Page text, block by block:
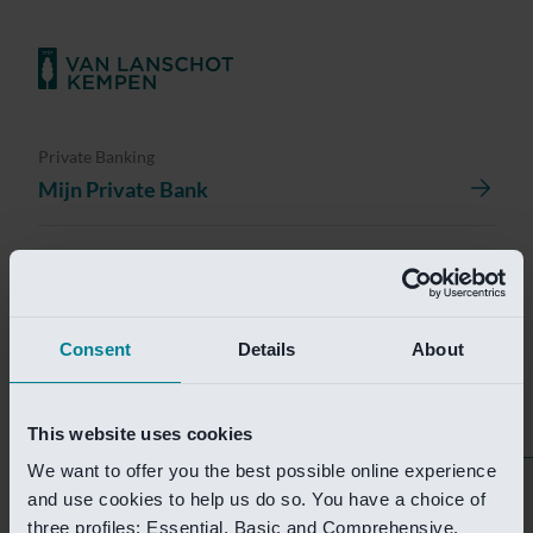
Consent Details About
This website uses cookies
We want to offer you the best possible online experience
and use cookies to help us do so. You have a choice of
three profiles: Essential, Basic and Comprehensive.
Private Banking
Mijn Private Bank
Investment Banking
Van Lanschot Kempen Research
Helaas is deze pagina